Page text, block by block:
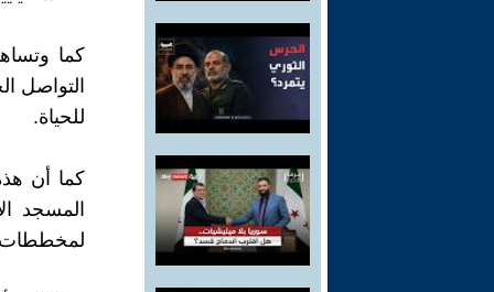
كما
التواصل
للحياة.
كما أن
المسجد
لمخططات